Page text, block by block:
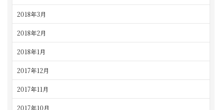
2018年3月
2018年2月
2018年1月
2017年12月
2017年11月
2017年10月